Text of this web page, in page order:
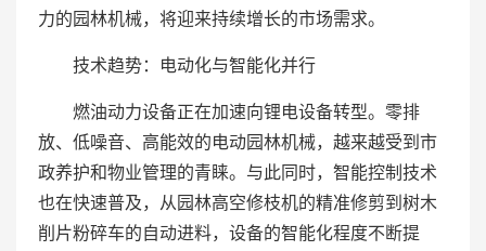
力的园林机械，将迎来持续增长的市场需求。
技术趋势：电动化与智能化并行
燃油动力设备正在加速向锂电设备转型。零排
放、低噪音、高能效的电动园林机械，越来越受到市
政养护和物业管理的青睐。与此同时，智能控制技术
也在快速普及，从园林高空修枝机的精准修剪到树木
削片粉碎车的自动进料，设备的智能化程度不断提